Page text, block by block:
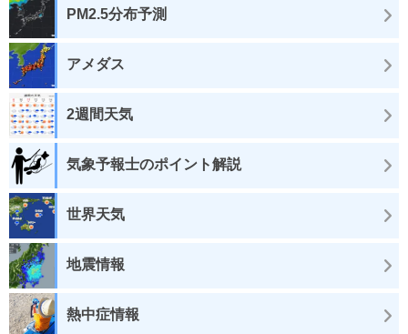
PM2.5分布予測
アメダス
2週間天気
気象予報士のポイント解説
世界天気
地震情報
熱中症情報